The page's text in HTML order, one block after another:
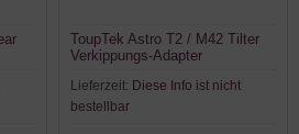
ToupTek Astro T2 / M42 Tilter
Verkippungs-Adapter
Lieferzeit: Diese Info ist nicht
bestellbar